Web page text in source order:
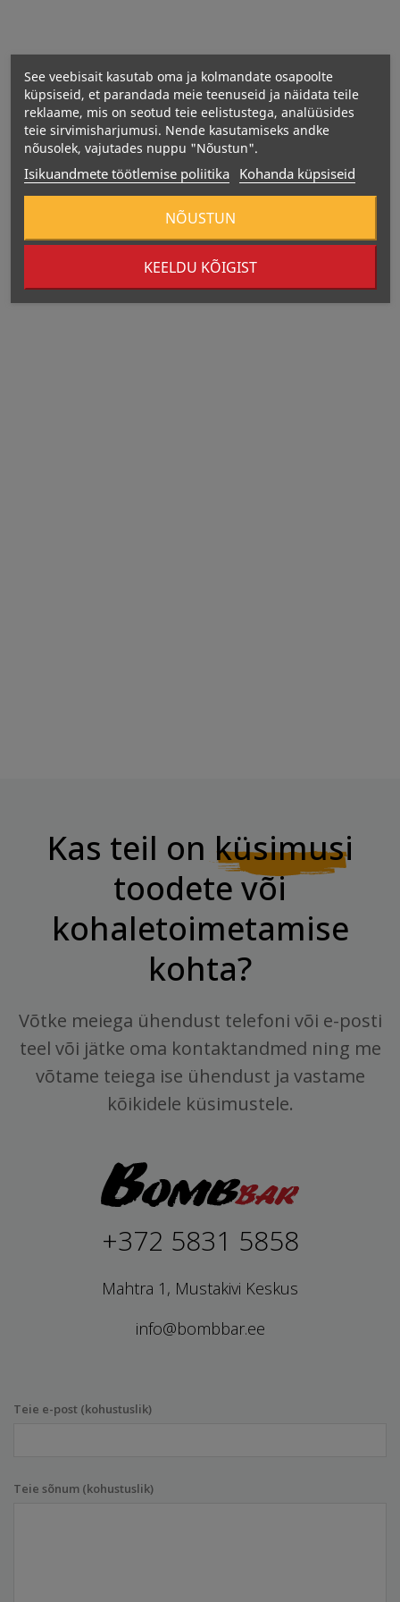
Energiasisaldus: 183 kJ / 44 kcal
Rasvad: 0,2 g, millest küllastunud rasvhapped: 0 g
Süsivesikud: 10,6 g, millest suhkrud: 9,9 g
Kas teil on küsimusi
toodete või
kohaletoimetamise
kohta?
Võtke meiega ühendust telefoni või e-posti
teel või jätke oma kontaktandmed ning me
võtame teiega ise ühendust ja vastame
kõikidele küsimustele.
+372 5831 5858
Mahtra 1, Mustakivi Keskus
info@bombbar.ee
Teie e-post (kohustuslik)
Teie sõnum (kohustuslik)
See veebisait kasutab oma ja kolmandate osapoolte
küpsiseid, et parandada meie teenuseid ja näidata teile
reklaame, mis on seotud teie eelistustega, analüüsides
teie sirvimisharjumusi. Nende kasutamiseks andke
nõusolek, vajutades nuppu "Nõustun".
Isikuandmete töötlemise poliitika Kohanda küpsiseid
KEELDU KÕIGIST
NÕUSTUN